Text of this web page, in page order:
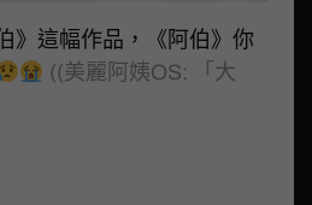
》這幅作品，《阿伯》你
((美麗阿姨OS: 「大